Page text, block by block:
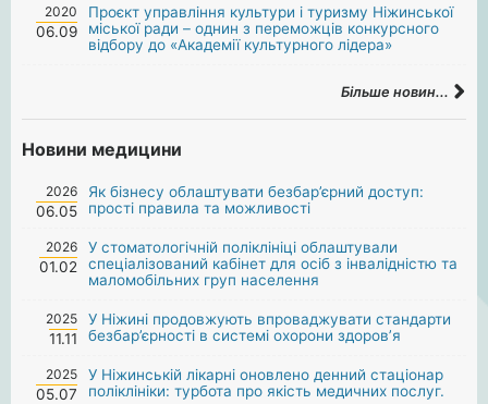
2020
06.09
Проєкт управління культури і туризму Ніжинської
міської ради – однин з переможців конкурсного
відбору до «Академії культурного лідера»
Більше новин...
Новини медицини
2026
06.05
Як бізнесу облаштувати безбар’єрний доступ:
прості правила та можливості
2026
01.02
У стоматологічній поліклініці облаштували
спеціалізований кабінет для осіб з інвалідністю та
маломобільних груп населення
2025
11.11
У Ніжині продовжують впроваджувати стандарти
безбар’єрності в системі охорони здоров’я
2025
05.07
У Ніжинській лікарні оновлено денний стаціонар
поліклініки: турбота про якість медичних послуг.